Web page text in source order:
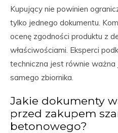
Kupujący nie powinien
tylko jednego dokumentu.
ocenę zgodności produktu z
właściwościami. Eksperci
techniczna jest równie ważna
samego zbiornika.
Jakie dokumenty
przed zakupem
betonowego?